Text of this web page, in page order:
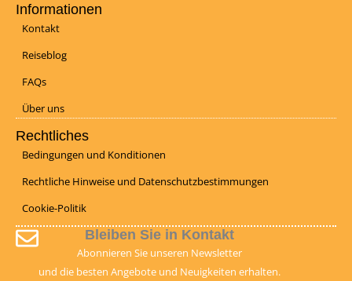
Informationen
Kontakt
Reiseblog
FAQs
Über uns
Rechtliches
Bedingungen und Konditionen
Rechtliche Hinweise und Datenschutzbestimmungen
Cookie-Politik
Bleiben Sie in Kontakt
Abonnieren Sie unseren Newsletter
und die besten Angebote und Neuigkeiten erhalten.